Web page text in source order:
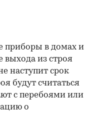
приборы в домах и
выхода из строя
наступит срок
будут считаться
с перебоями или
о